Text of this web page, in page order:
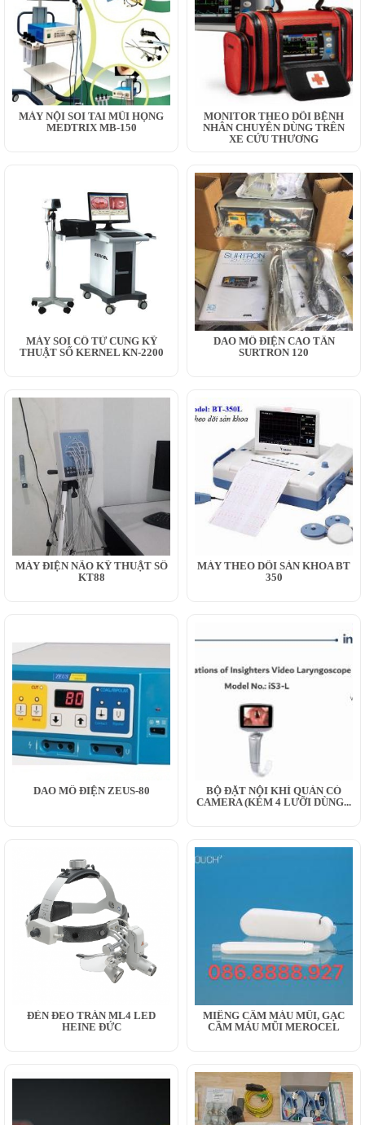
MÁY NỘI SOI TAI MŨI HỌNG
MEDTRIX MB-150
MONITOR THEO DÕI BỆNH
NHÂN CHUYÊN DÙNG TRÊN
XE CỨU THƯƠNG
MÁY SOI CỔ TỬ CUNG KỸ
THUẬT SỐ KERNEL KN-2200
DAO MỔ ĐIỆN CAO TẦN
SURTRON 120
MÁY ĐIỆN NÃO KỸ THUẬT SỐ
KT88
MÁY THEO DÕI SẢN KHOA BT
350
DAO MỔ ĐIỆN ZEUS-80
BỘ ĐẶT NỘI KHÍ QUẢN CÓ
CAMERA (KÈM 4 LƯỠI DÙNG...
ĐÈN ĐEO TRÁN ML4 LED
HEINE ĐỨC
MIẾNG CẦM MÁU MŨI, GẠC
CẦM MÁU MŨI MEROCEL